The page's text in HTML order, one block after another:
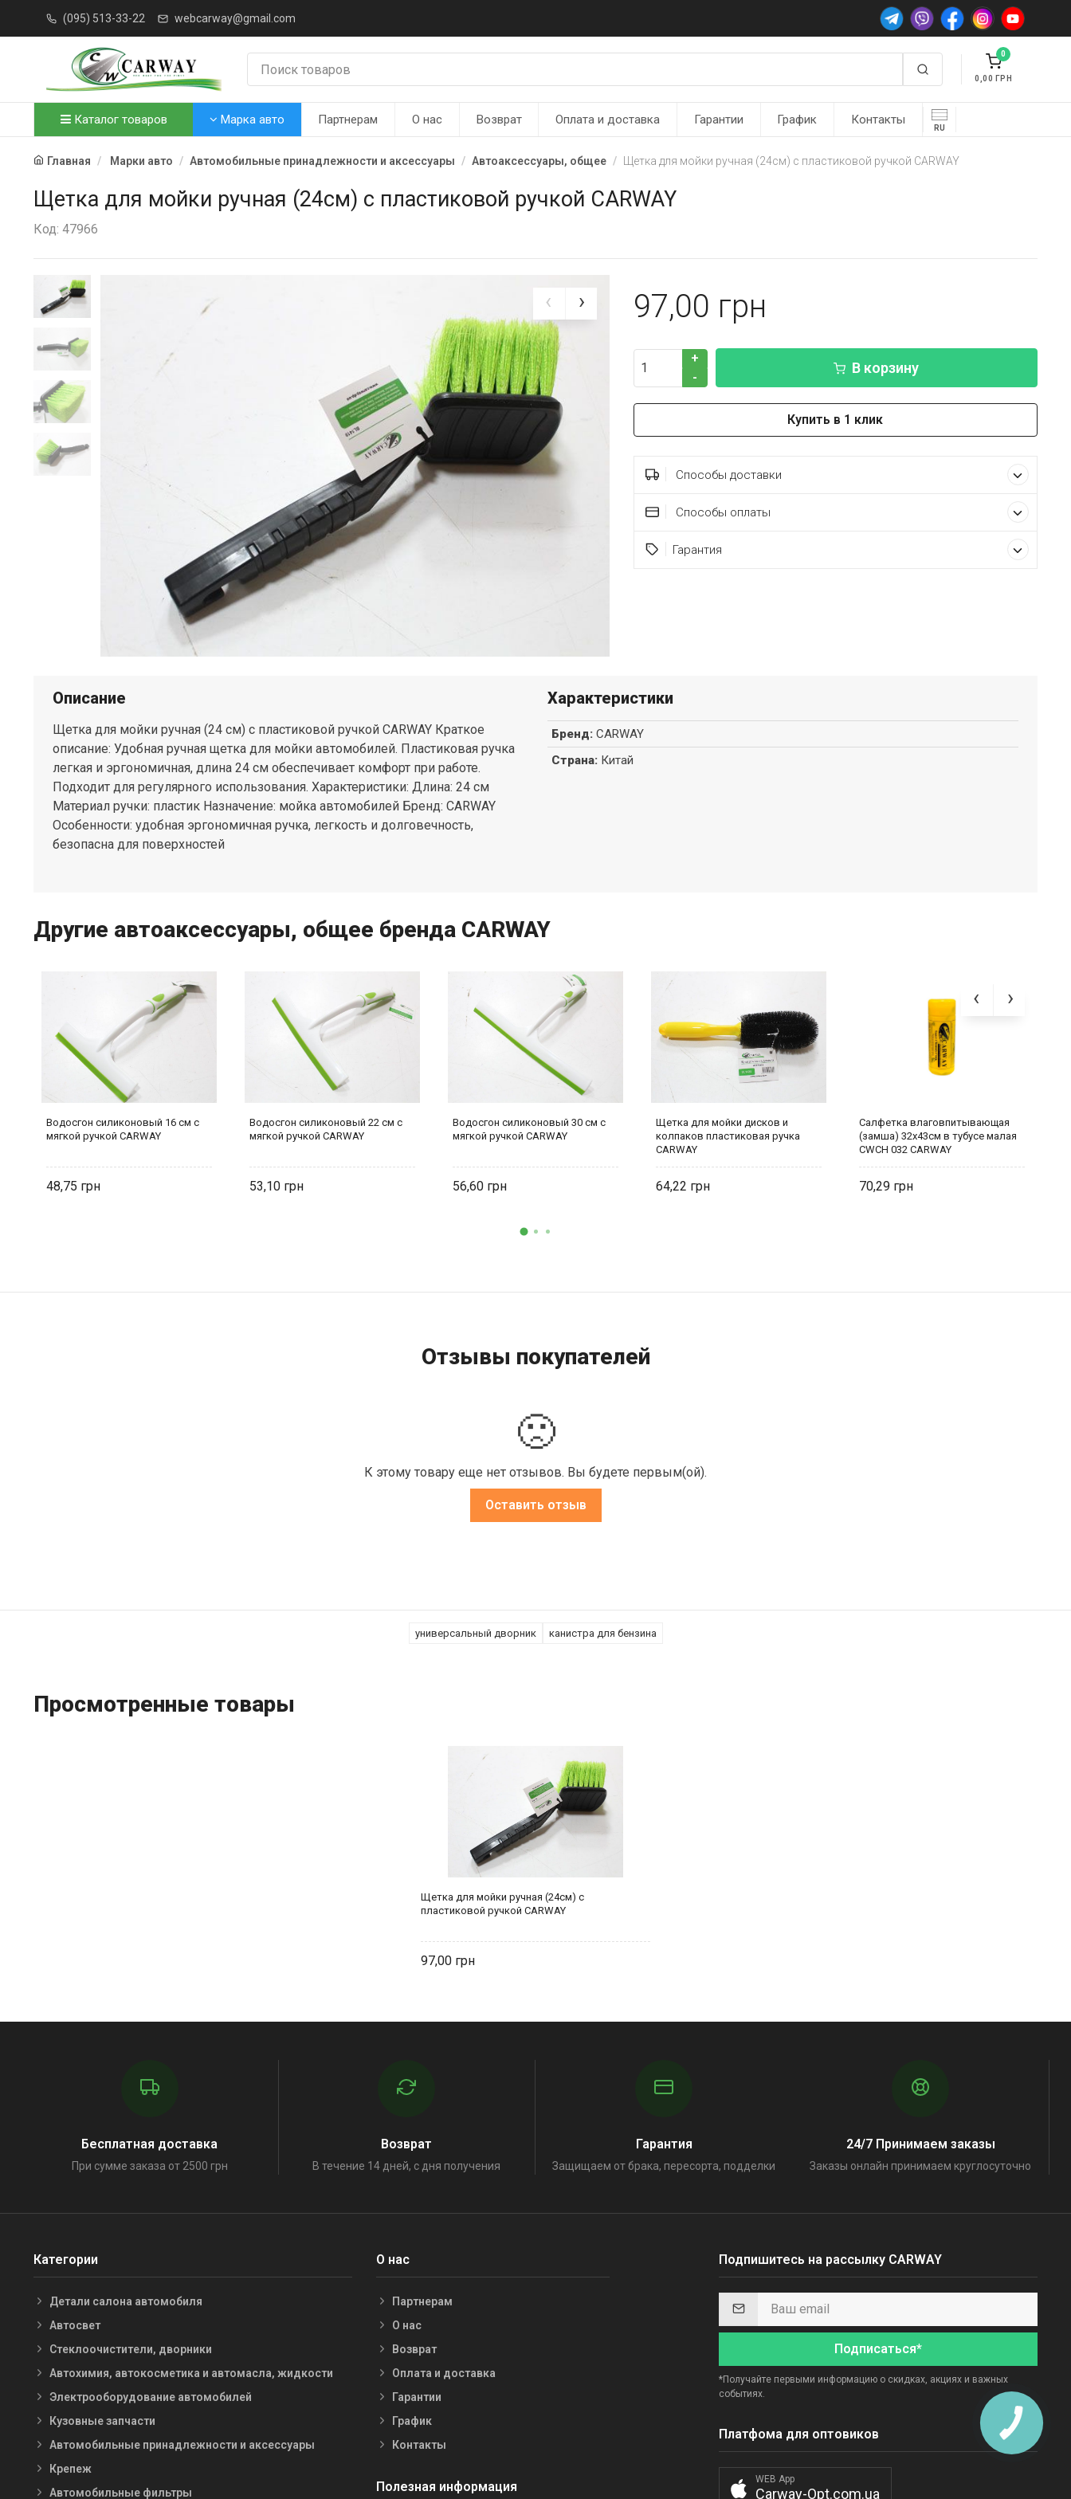
(095) 513-33-22 webcarway@gmail.com
0
0,00
Каталог товаров Марка авто Партнерам О нас Возврат Оплата и доставка Гарантии График Контакты
RU
Главная Марки авто Автомобильные принадлежности и аксессуары Автоаксессуары, общее Щетка для мойки ручная (24см) с пластиковой ручкой CARWAY
Щетка для мойки ручная (24см) с пластиковой ручкой CARWAY
Код: 47966
97,00
+
-
В корзину
Купить в 1 клик
Способы доставки
Способы оплаты
Гарантия
Описание
Щетка для мойки ручная (24 см) с пластиковой ручкой CARWAY Краткое
описание: Удобная ручная щетка для мойки автомобилей. Пластиковая ручка
легкая и эргономичная, длина 24 см обеспечивает комфорт при работе.
Подходит для регулярного использования. Характеристики: Длина: 24 см
Материал ручки: пластик Назначение: мойка автомобилей Бренд: CARWAY
Особенности: удобная эргономичная ручка, легкость и долговечность,
безопасна для поверхностей
Характеристики
Бренд: CARWAY
Страна: Китай
Другие автоаксессуары, общее бренда CARWAY
Водосгон силиконовый 16 см с
мягкой ручкой CARWAY
48,75
Водосгон силиконовый 22 см с
мягкой ручкой CARWAY
53,10
Водосгон силиконовый 30 см с
мягкой ручкой CARWAY
56,60
Щетка для мойки дисков и
колпаков пластиковая ручка
CARWAY
64,22
Салфетка влаговпитывающая
(замша) 32x43см в тубусе малая
CWCH 032 CARWAY
70,29
Отзывы покупателей
🙁
К этому товару еще нет отзывов. Вы будете первым(ой).
Оставить отзыв
универсальный дворник канистра для бензина
Просмотренные товары
Щетка для мойки ручная (24см) с
пластиковой ручкой CARWAY
97,00
Бесплатная доставка
При сумме заказа от 2500 грн
Возврат
В течение 14 дней, с дня получения
Гарантия
Защищаем от брака, пересорта, подделки
24/7 Принимаем заказы
Заказы онлайн принимаем круглосуточно
Категории
Детали салона автомобиля
Автосвет
Стеклоочистители, дворники
Автохимия, автокосметика и автомасла, жидкости
Электрооборудование автомобилей
Кузовные запчасти
Автомобильные принадлежности и аксессуары
Крепеж
Автомобильные фильтры
О нас
Партнерам
О нас
Возврат
Оплата и доставка
Гарантии
График
Контакты
Полезная информация
Подпишитесь на рассылку CARWAY
Подписаться*
*Получайте первыми информацию о скидках, акциях и важных
событиях.
Платфома для оптовиков
WEB App
Carway-Opt.com.ua